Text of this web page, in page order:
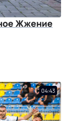
Жжение
04:43